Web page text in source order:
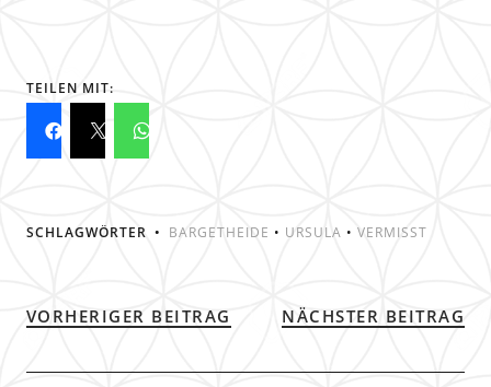
TEILEN MIT:
SCHLAGWÖRTER BARGETHEIDE • URSULA • VERMISST
VORHERIGER BEITRAG NÄCHSTER BEITRAG